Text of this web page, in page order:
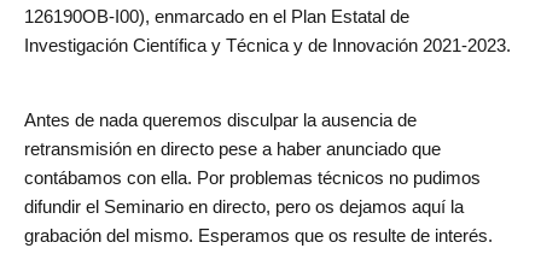
Urbanismo
y
de
la
Universidad
Politécnica
de
126190OB-I00), enmarcado en el Plan Estatal de
Investigación Científica y Técnica y de Innovación 2021-2023.
Antes de nada queremos disculpar la ausencia de
retransmisión en directo pese a haber anunciado que
contábamos con ella. Por problemas técnicos no pudimos
difundir el Seminario en directo, pero os dejamos aquí la
grabación del mismo. Esperamos que os resulte de interés.